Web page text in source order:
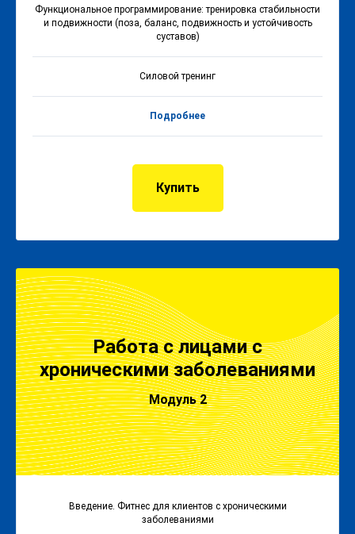
Функциональное программирование: тренировка стабильности
и подвижности (поза, баланс, подвижность и устойчивость
суставов)
Силовой тренинг
Подробнее
Купить
Работа с лицами с
хроническими заболеваниями
Модуль 2
Введение. Фитнес для клиентов с хроническими
заболеваниями